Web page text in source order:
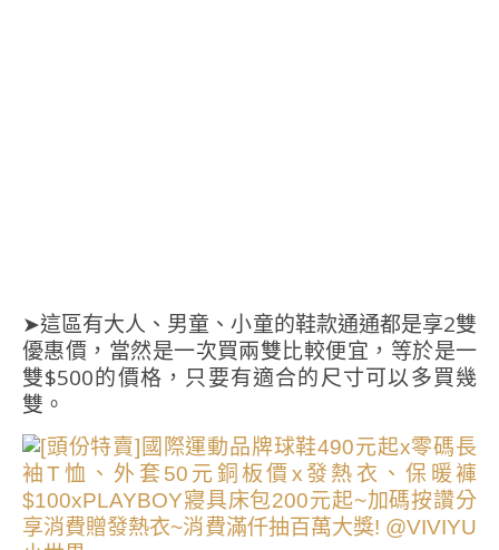
➤這區有大人、男童、小童的鞋款通通都是享2雙
優惠價，當然是一次買兩雙比較便宜，等於是一
雙$500的價格，只要有適合的尺寸可以多買幾
雙。